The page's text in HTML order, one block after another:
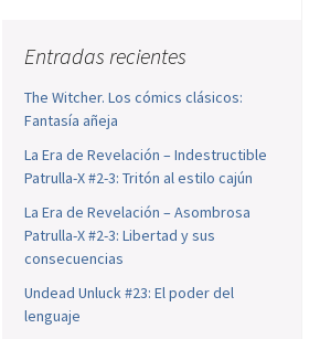
Entradas recientes
The Witcher. Los cómics clásicos:
Fantasía añeja
La Era de Revelación – Indestructible
Patrulla-X #2-3: Tritón al estilo cajún
La Era de Revelación – Asombrosa
Patrulla-X #2-3: Libertad y sus
consecuencias
Undead Unluck #23: El poder del
lenguaje